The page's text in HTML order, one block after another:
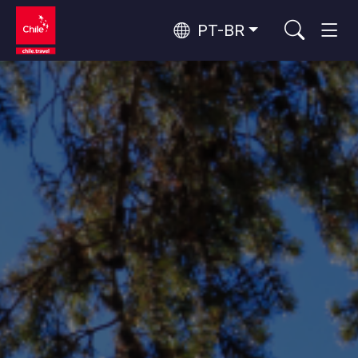
PT-BR
Por área
Florestas, Lagos e Vulcões
Florestas, Patagônia, Montanha e Neve
Deserto do Atacama e Altiplano
Deserto e Altiplano, Vales e Povos, Montanha e Neve
Patagônia e Antártida
Patagônia, Vales e Povos, Antártida
Santiago, Valparaíso e Vales do Vinho
Aventura e esporte
Natureza e parques nacionais
Rotas do vinho e gastronomia
Top 10 atividades populares
Os 10 principais atrativos
populares
Top 10 destinos populares